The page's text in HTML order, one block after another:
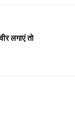
लगाएं तो